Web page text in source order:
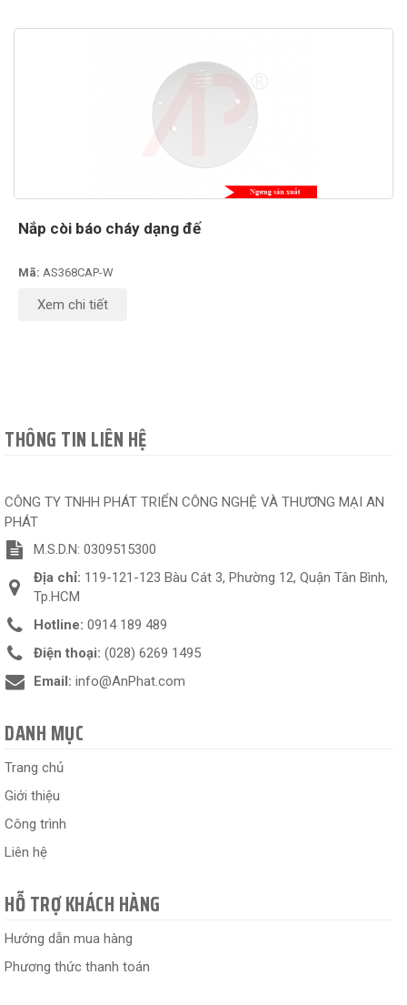
Nắp còi báo cháy dạng đế
Mã: AS368CAP-W
Xem chi tiết
THÔNG TIN LIÊN HỆ
CÔNG TY TNHH PHÁT TRIỂN CÔNG NGHỆ VÀ THƯƠNG MẠI AN
PHÁT
M.S.D.N: 0309515300
Địa chỉ: 119-121-123 Bàu Cát 3, Phường 12, Quận Tân Bình,
Tp.HCM
Hotline: 0914 189 489
Điện thoại: (028) 6269 1495
Email: info@AnPhat.com
DANH MỤC
Trang chủ
Giới thiệu
Công trình
Liên hệ
HỖ TRỢ KHÁCH HÀNG
Hướng dẫn mua hàng
Phương thức thanh toán